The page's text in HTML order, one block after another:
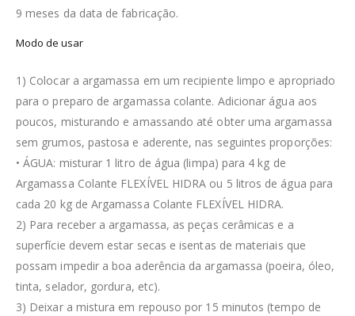
9 meses da data de fabricação.
Modo de usar
1) Colocar a argamassa em um recipiente limpo e apropriado
para o preparo de argamassa colante. Adicionar água aos
poucos, misturando e amassando até obter uma argamassa
sem grumos, pastosa e aderente, nas seguintes proporções:
• ÁGUA: misturar 1 litro de água (limpa) para 4 kg de
Argamassa Colante FLEXÍVEL HIDRA ou 5 litros de água para
cada 20 kg de Argamassa Colante FLEXÍVEL HIDRA.
2) Para receber a argamassa, as peças cerâmicas e a
superfície devem estar secas e isentas de materiais que
possam impedir a boa aderência da argamassa (poeira, óleo,
tinta, selador, gordura, etc).
3) Deixar a mistura em repouso por 15 minutos (tempo de